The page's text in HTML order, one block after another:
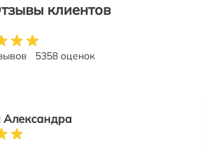
клиентов
5358 оценок
Александра